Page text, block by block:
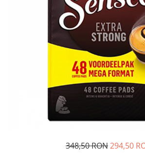
Illy Iperespresso
Nespresso Professional
Cafea Solubila
348,50 RON294,50